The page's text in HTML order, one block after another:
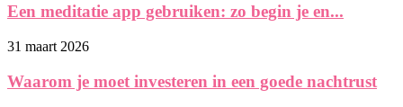
Een meditatie app gebruiken: zo begin je en...
31 maart 2026
Waarom je moet investeren in een goede nachtrust